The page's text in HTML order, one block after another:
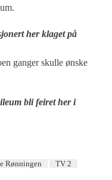
her klaget på
ganger skulle ønske
bli feiret her i
Rønningen TV 2